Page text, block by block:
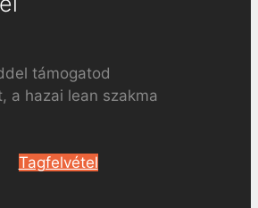
támogatod
a hazai lean szakma
Tagfelvétel